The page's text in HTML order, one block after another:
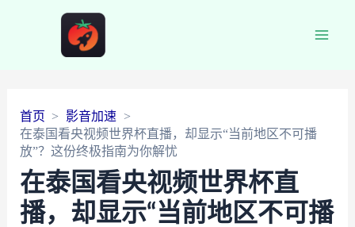
首页
影音加速
在泰国看央视频世界杯直播，却显示“当前地区不可播
放”？这份终极指南为你解忧
在泰国看央视频世界杯直
播，却显示“当前地区不可播